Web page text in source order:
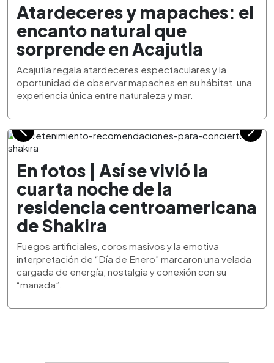
Atardeceres y mapaches: el
encanto natural que
sorprende en Acajutla
Acajutla regala atardeceres espectaculares y la
oportunidad de observar mapaches en su hábitat, una
experiencia única entre naturaleza y mar.
En fotos | Así se vivió la
cuarta noche de la
residencia centroamericana
de Shakira
Fuegos artificiales, coros masivos y la emotiva
interpretación de “Día de Enero” marcaron una velada
cargada de energía, nostalgia y conexión con su
“manada”.